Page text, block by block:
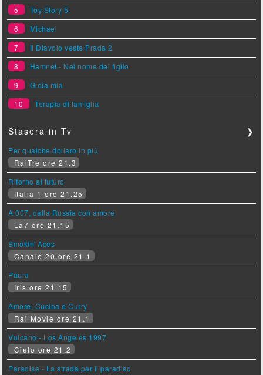
5
Toy Story 5
6
Michael
7
Il Diavolo veste Prada 2
8
Hamnet - Nel nome del figlio
9
Gioia mia
10
Terapia di famiglia
Stasera in Tv ❯
Per qualche dollaro in più
RaiTre ore 21.3
Ritorno al futuro
Italia 1 ore 21.25
A 007, dalla Russia con amore
La7 ore 21.15
Smokin' Aces
Canale 20 ore 21.1
Paura
Iris ore 21.15
Amore, Cucina e Curry
Rai Movie ore 21.1
Vulcano - Los Angeles 1997
Cielo ore 21.2
Paradise - La strada per il paradiso